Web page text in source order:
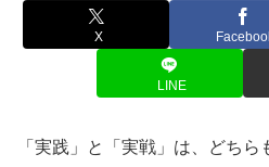
X
LINE
「実践」と「実戦」は、どち